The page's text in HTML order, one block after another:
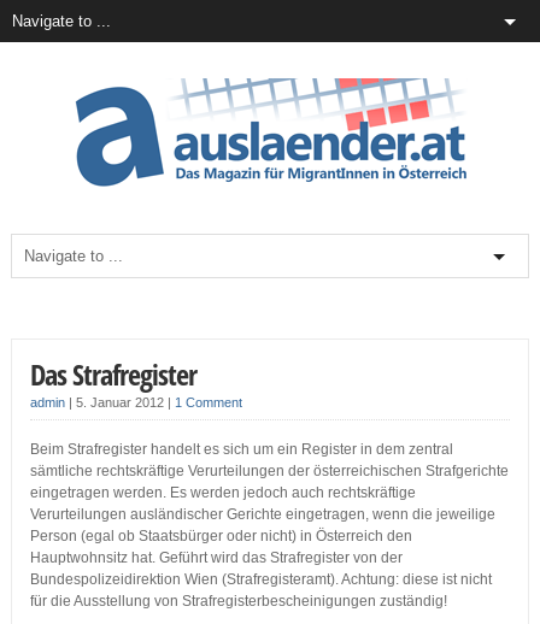
Das Strafregister
admin| 5. Januar 2012 | 1 Comment
Beim Strafregister handelt es sich um ein Register in dem zentral
sämtliche rechtskräftige Verurteilungen der österreichischen Strafgerichte
eingetragen werden. Es werden jedoch auch rechtskräftige
Verurteilungen ausländischer Gerichte eingetragen, wenn die jeweilige
Person (egal ob Staatsbürger oder nicht) in Österreich den
Hauptwohnsitz hat. Geführt wird das Strafregister von der
Bundespolizeidirektion Wien (Strafregisteramt). Achtung: diese ist nicht
für die Ausstellung von Strafregisterbescheinigungen zuständig!